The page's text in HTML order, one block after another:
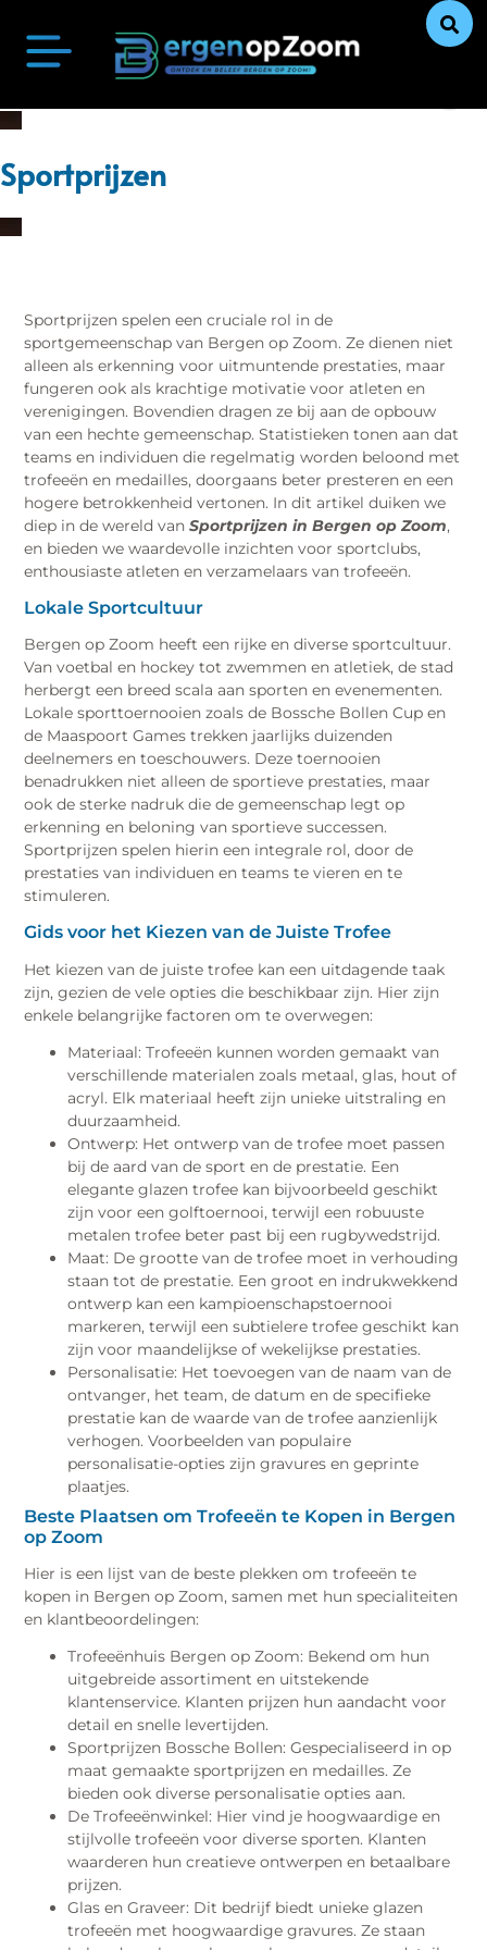
Sportprijzen
Sportprijzen spelen een cruciale rol in de
sportgemeenschap van Bergen op Zoom. Ze dienen niet
alleen als erkenning voor uitmuntende prestaties, maar
fungeren ook als krachtige motivatie voor atleten en
verenigingen. Bovendien dragen ze bij aan de opbouw
van een hechte gemeenschap. Statistieken tonen aan dat
teams en individuen die regelmatig worden beloond met
trofeeën en medailles, doorgaans beter presteren en een
hogere betrokkenheid vertonen. In dit artikel duiken we
diep in de wereld vanSportprijzen in Bergen op Zoom,
en bieden we waardevolle inzichten voor sportclubs,
enthousiaste atleten en verzamelaars van trofeeën.
Lokale Sportcultuur
Bergen op Zoom heeft een rijke en diverse sportcultuur.
Van voetbal en hockey tot zwemmen en atletiek, de stad
herbergt een breed scala aan sporten en evenementen.
Lokale sporttoernooien zoals de Bossche Bollen Cup en
de Maaspoort Games trekken jaarlijks duizenden
deelnemers en toeschouwers. Deze toernooien
benadrukken niet alleen de sportieve prestaties, maar
ook de sterke nadruk die de gemeenschap legt op
erkenning en beloning van sportieve successen.
Sportprijzen spelen hierin een integrale rol, door de
prestaties van individuen en teams te vieren en te
stimuleren.
Gids voor het Kiezen van de Juiste Trofee
Het kiezen van de juiste trofee kan een uitdagende taak
zijn, gezien de vele opties die beschikbaar zijn. Hier zijn
enkele belangrijke factoren om te overwegen:
Materiaal: Trofeeën kunnen worden gemaakt van
verschillende materialen zoals metaal, glas, hout of
acryl. Elk materiaal heeft zijn unieke uitstraling en
duurzaamheid.
Ontwerp: Het ontwerp van de trofee moet passen
bij de aard van de sport en de prestatie. Een
elegante glazen trofee kan bijvoorbeeld geschikt
zijn voor een golftoernooi, terwijl een robuuste
metalen trofee beter past bij een rugbywedstrijd.
Maat: De grootte van de trofee moet in verhouding
staan tot de prestatie. Een groot en indrukwekkend
ontwerp kan een kampioenschapstoernooi
markeren, terwijl een subtielere trofee geschikt kan
zijn voor maandelijkse of wekelijkse prestaties.
Personalisatie: Het toevoegen van de naam van de
ontvanger, het team, de datum en de specifieke
prestatie kan de waarde van de trofee aanzienlijk
verhogen. Voorbeelden van populaire
personalisatie-opties zijn gravures en geprinte
plaatjes.
Beste Plaatsen om Trofeeën te Kopen in Bergen
op Zoom
Hier is een lijst van de beste plekken om trofeeën te
kopen in Bergen op Zoom, samen met hun specialiteiten
en klantbeoordelingen:
Trofeeënhuis Bergen op Zoom: Bekend om hun
uitgebreide assortiment en uitstekende
klantenservice. Klanten prijzen hun aandacht voor
detail en snelle levertijden.
Sportprijzen Bossche Bollen: Gespecialiseerd in op
maat gemaakte sportprijzen en medailles. Ze
bieden ook diverse personalisatie opties aan.
De Trofeeënwinkel: Hier vind je hoogwaardige en
stijlvolle trofeeën voor diverse sporten. Klanten
waarderen hun creatieve ontwerpen en betaalbare
prijzen.
Glas en Graveer: Dit bedrijf biedt unieke glazen
trofeeën met hoogwaardige gravures. Ze staan